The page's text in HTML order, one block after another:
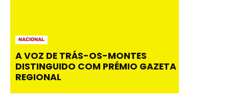
NACIONAL
A VOZ DE TRÁS-OS-MONTES
DISTINGUIDO COM PRÉMIO GAZETA
REGIONAL